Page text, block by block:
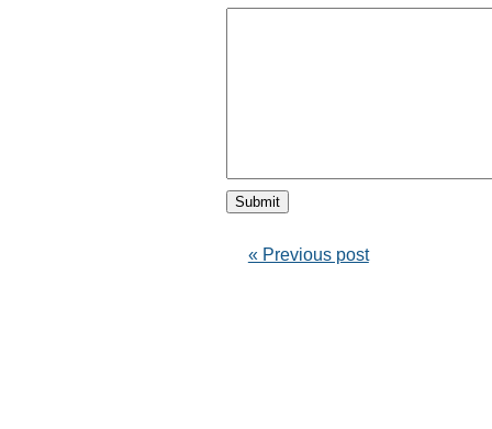
« Previous post